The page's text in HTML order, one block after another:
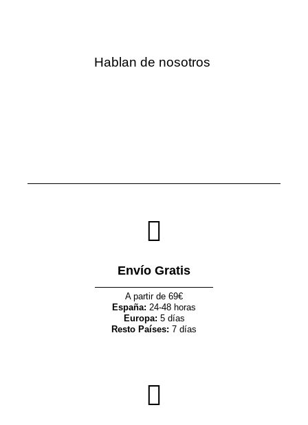
Hablan de nosotros
Envío Gratis
A partir de 69€
España: 24-48 horas
Europa: 5 días
Resto Países: 7 días